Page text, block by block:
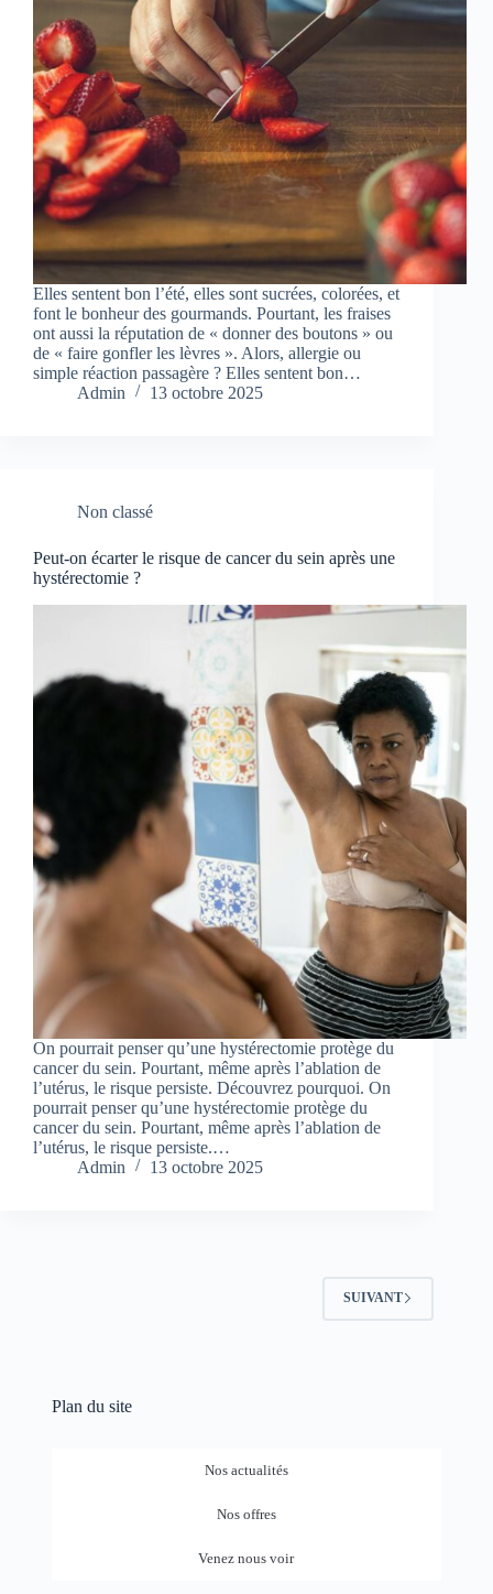
Elles sentent bon l’été, elles sont sucrées, colorées, et
font le bonheur des gourmands. Pourtant, les fraises
ont aussi la réputation de « donner des boutons » ou
de « faire gonfler les lèvres ». Alors, allergie ou
simple réaction passagère ? Elles sentent bon…
Admin
13 octobre 2025
Non classé
Peut-on écarter le risque de cancer du sein après une
hystérectomie ?
On pourrait penser qu’une hystérectomie protège du
cancer du sein. Pourtant, même après l’ablation de
l’utérus, le risque persiste. Découvrez pourquoi. On
pourrait penser qu’une hystérectomie protège du
cancer du sein. Pourtant, même après l’ablation de
l’utérus, le risque persiste.…
Admin
13 octobre 2025
SUIVANT
Plan du site
Nos actualités
Nos offres
Venez nous voir